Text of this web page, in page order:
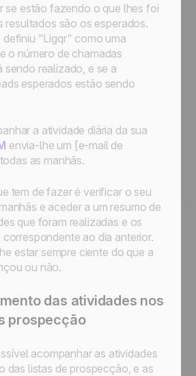
se estão fazendo o que lhes foi
resultados são os esperados.
definiu "Ligqr" como uma
o número de chamadas
sendo realizado, e se a
esperados estão sendo
a atividade diária da sua
envia-lhe um [e-mail de
as manhãs.
tem de fazer é verificar o seu
e aceder a um resumo de
que foram realizadas e os
ao dia anterior.
estar sempre ciente do que a
ou não.
das atividades nos
prospecção
acompanhar as atividades
das listas de prospecção, e as